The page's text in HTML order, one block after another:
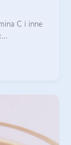
C i inne